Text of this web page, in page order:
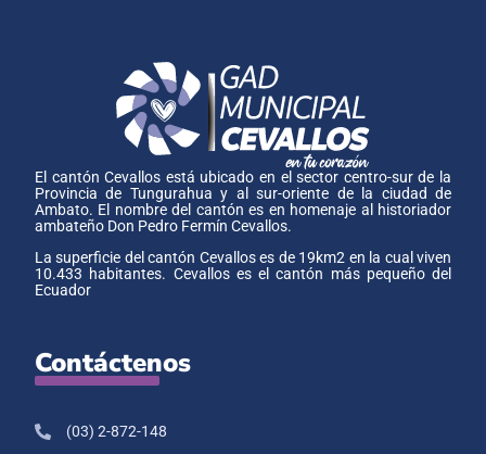
El cantón Cevallos está ubicado en el sector centro-sur de la
Provincia de Tungurahua y al sur-oriente de la ciudad de
Ambato. El nombre del cantón es en homenaje al historiador
ambateño Don Pedro Fermín Cevallos.
La superficie del cantón Cevallos es de 19km2 en la cual viven
10.433 habitantes. Cevallos es el cantón más pequeño del
Ecuador
Contáctenos
(03) 2-872-148